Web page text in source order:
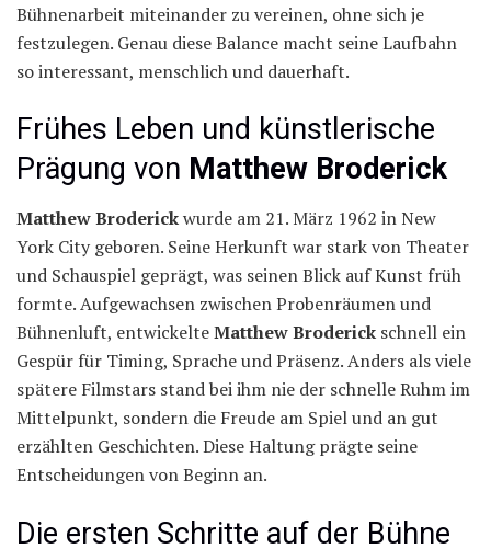
Bühnenarbeit miteinander zu vereinen, ohne sich je
festzulegen. Genau diese Balance macht seine Laufbahn
so interessant, menschlich und dauerhaft.
Frühes Leben und künstlerische
Prägung von Matthew Broderick
Matthew Broderickwurde am 21. März 1962 in New
York City geboren. Seine Herkunft war stark von Theater
und Schauspiel geprägt, was seinen Blick auf Kunst früh
formte. Aufgewachsen zwischen Probenräumen und
Bühnenluft, entwickelteMatthew Broderick schnell ein
Gespür für Timing, Sprache und Präsenz. Anders als viele
spätere Filmstars stand bei ihm nie der schnelle Ruhm im
Mittelpunkt, sondern die Freude am Spiel und an gut
erzählten Geschichten. Diese Haltung prägte seine
Entscheidungen von Beginn an.
Die ersten Schritte auf der Bühne